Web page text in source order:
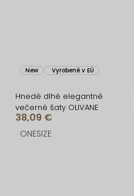
New Vyrobené v EÚ
Hnedé dlhé elegantné
večerné šaty OLIVANE
38,09 €
ONESIZE